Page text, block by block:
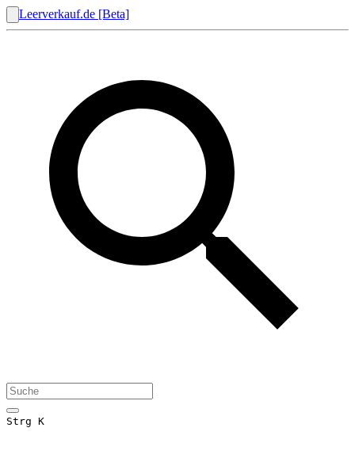
Leerverkauf.de [Beta]
Strg K